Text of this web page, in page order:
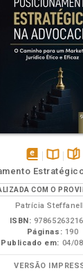
disponível
em
eBook
na
B.V.
COM O
Patrícia
ISBN:
Páginas: 190
Publicado em: 04/
VERSÃO